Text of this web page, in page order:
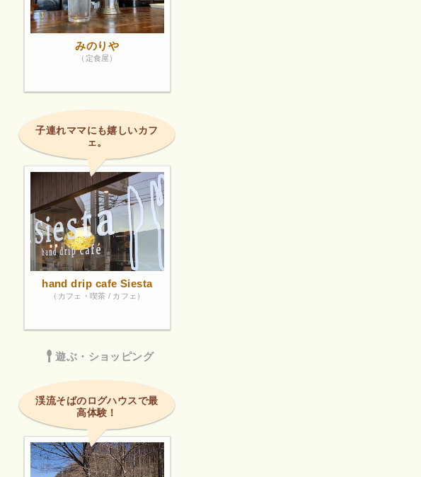
みのりや
（定食屋）
子連れママにも嬉しいカフ
ェ。
hand drip cafe Siesta
（カフェ・喫茶 / カフェ）
遊ぶ・ショッピング
渓流そばのログハウスで最
高体験！